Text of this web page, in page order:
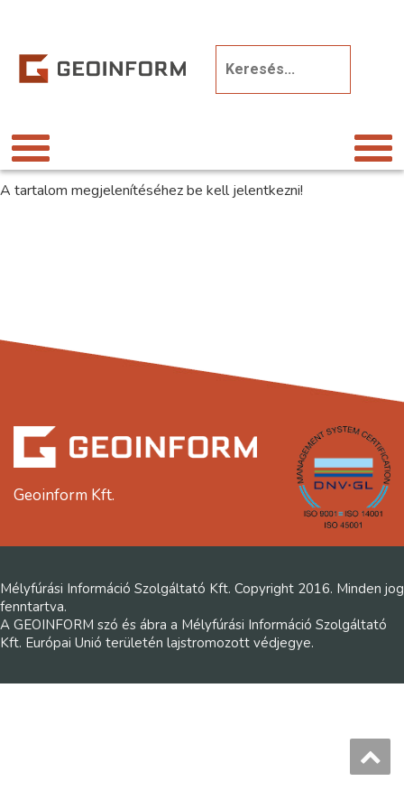
A tartalom megjelenítéséhez be kell jelentkezni!
Geoinform Kft.
Mélyfúrási Információ Szolgáltató Kft. Copyright 2016. Minden jog
fenntartva.
A GEOINFORM szó és ábra a Mélyfúrási Információ Szolgáltató
Kft. Európai Unió területén lajstromozott védjegye.